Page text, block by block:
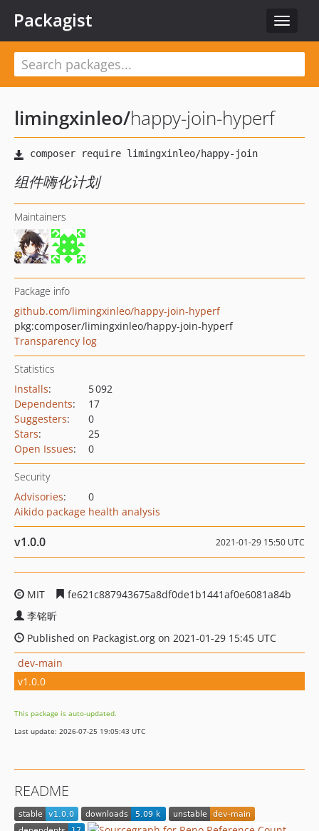
Toggle
Packagist
limingxinleo/happy-join-hyperf
组件嗨化计划
Maintainers
Package info
github.com/limingxinleo/happy-join-hyperf
pkg:composer/limingxinleo/happy-join-hyperf
Transparency log
Statistics
Installs:
5 092
Dependents:
17
Suggesters:
0
Stars:
25
Open Issues: 0
Security
Advisories:
0
Aikido package health analysis
v1.0.0 2021-01-29 15:50 UTC
MIT
fe621c887943675a8df0de1b1441af0e6081a84b
李铭昕
Published on Packagist.org on 2021-01-29 15:45 UTC
dev-main
v1.0.0
This package is auto-updated.
Last update: 2026-07-25 19:05:43 UTC
README